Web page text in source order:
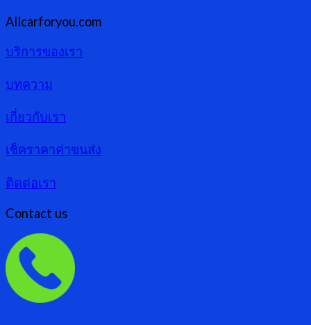
Allcarforyou.com
บริการของเรา
บทความ
เกี่ยวกับเรา
เช็คราคาค่าขนส่ง
ติดต่อเรา
Contact us